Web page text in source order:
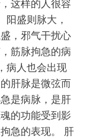
这样的人很容
阳盛则脉大，
，邪气干扰心
筋脉拘急的病
病人也会出现
肝脉是微弦而
是病脉，是肝
的功能受到影
急的表现。
肝